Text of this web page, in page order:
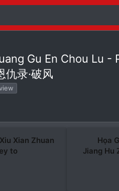
Gu En Chou Lu
录·破风
Xian Zhuan
to
Họa
Jiang Hu